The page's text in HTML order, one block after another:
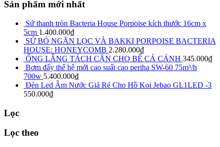
Sản phẩm mới nhất
Sứ thanh tròn Bacteria House Porpoise kích thước 16cm x
5cm 1.400.000₫
SỨ BỎ NGĂN LỌC VÀ BAKKI PORPOISE BACTERIA
HOUSE: HONEYCOMB 2.280.000₫
ỐNG LẮNG TÁCH CẶN CHO BỂ CÁ CẢNH 345.000₫
Bơm đẩy thế hệ mới cao suất cao periha SW-60 75m³/h
700w 5.400.000₫
Đèn Led Âm Nước Giá Rẻ Cho Hồ Koi Jebao GL1LED -3
550.000₫
Lọc
Lọc theo